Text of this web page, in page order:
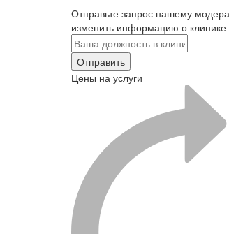
Отправьте запрос нашему
изменить информацию о клинике
Отправить
Цены на услуги